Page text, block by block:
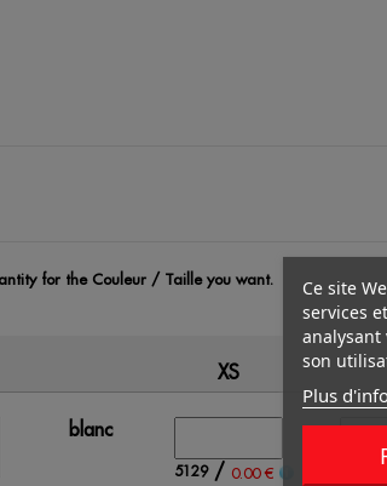
for the Couleur / Taille you want.
XS
blanc
5129/ 0.00 €
Ce site
services
analysant
son
Plus